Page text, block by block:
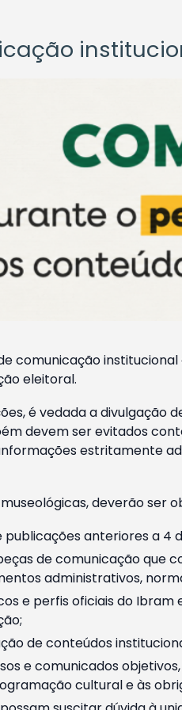
comunicação
eleitoral.
é vedada a divulgação
devem ser evitados
estritamente
deverão ser
anteriores a 4
de comunicação que
administrativos,
e perfis oficiais do Ibram
de conteúdos
e comunicados
cultural e às